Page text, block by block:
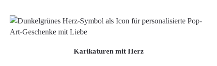
Karikaturen mit Herz